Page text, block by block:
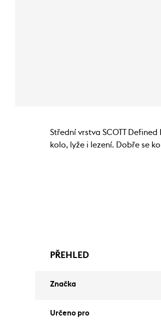
Střední vrstva SCOTT
kolo, lyže i lezení. Dobře se
PŘEHLED
Značka
Určeno pro